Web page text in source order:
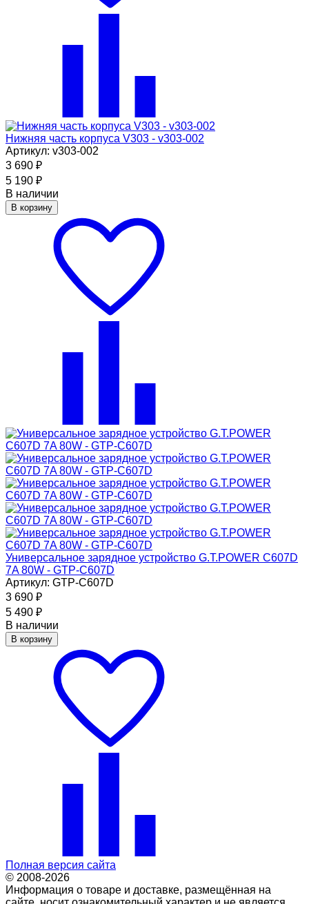
Нижняя часть корпуса V303 - v303-002
Артикул: v303-002
3 690 ₽
5 190 ₽
В наличии
В корзину
Универсальное зарядное устройство G.T.POWER C607D
7A 80W - GTP-C607D
Артикул: GTP-C607D
3 690 ₽
5 490 ₽
В наличии
В корзину
Полная версия сайта
© 2008-2026
Информация о товаре и доставке, размещённая на